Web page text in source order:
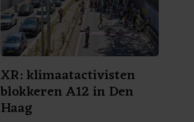
XR: klimaatactivisten
blokkeren A12 in Den
Haag